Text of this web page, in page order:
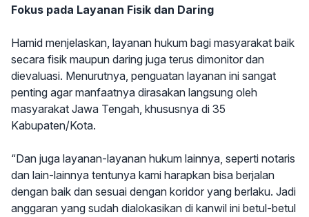
Fokus pada Layanan Fisik dan Daring
Hamid menjelaskan, layanan hukum bagi masyarakat baik
secara fisik maupun daring juga terus dimonitor dan
dievaluasi. Menurutnya, penguatan layanan ini sangat
penting agar manfaatnya dirasakan langsung oleh
masyarakat Jawa Tengah, khususnya di 35
Kabupaten/Kota.
“Dan juga layanan-layanan hukum lainnya, seperti notaris
dan lain-lainnya tentunya kami harapkan bisa berjalan
dengan baik dan sesuai dengan koridor yang berlaku. Jadi
anggaran yang sudah dialokasikan di kanwil ini betul-betul